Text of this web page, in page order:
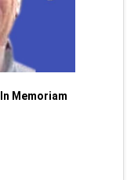
Memoriam